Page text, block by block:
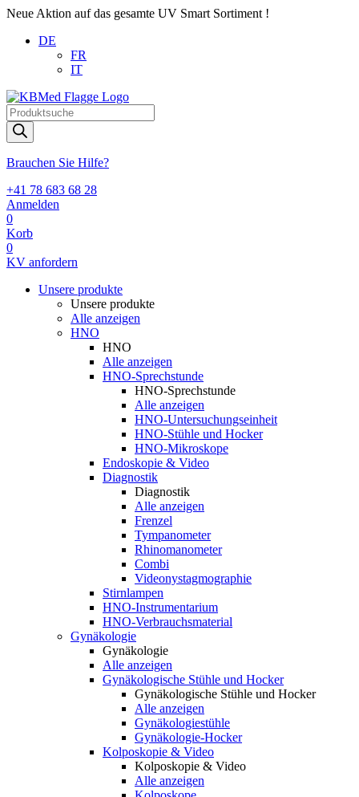
Neue Aktion auf das gesamte UV Smart Sortiment !
DE
FR
IT
Products
search
Brauchen Sie Hilfe?
+41 78 683 68 28
Anmelden
0
Korb
0
KV anfordern
Unsere produkte
Unsere produkte
Alle anzeigen
HNO
HNO
Alle anzeigen
HNO-Sprechstunde
HNO-Sprechstunde
Alle anzeigen
HNO-Untersuchungseinheit
HNO-Stühle und Hocker
HNO-Mikroskope
Endoskopie & Video
Diagnostik
Diagnostik
Alle anzeigen
Frenzel
Tympanometer
Rhinomanometer
Combi
Videonystagmographie
Stirnlampen
HNO-Instrumentarium
HNO-Verbrauchsmaterial
Gynäkologie
Gynäkologie
Alle anzeigen
Gynäkologische Stühle und Hocker
Gynäkologische Stühle und Hocker
Alle anzeigen
Gynäkologiestühle
Gynäkologie-Hocker
Kolposkopie & Video
Kolposkopie & Video
Alle anzeigen